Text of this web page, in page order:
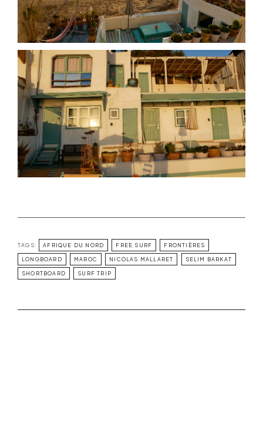
TAGS: AFRIQUE DU NORD FREE SURF FRONTIÈRES
LONGBOARD MAROC NICOLAS MALLARET SELIM BARKAT
SHORTBOARD SURF TRIP